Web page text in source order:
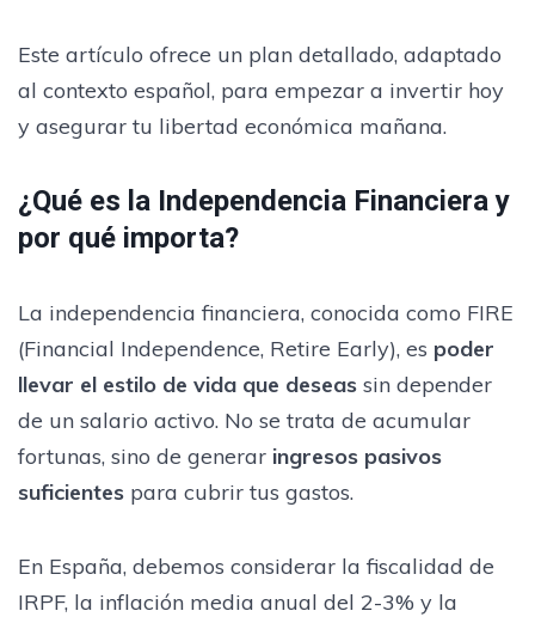
Este artículo ofrece un plan detallado, adaptado
al contexto español, para empezar a invertir hoy
y asegurar tu libertad económica mañana.
¿Qué es la Independencia Financiera y
por qué importa?
La independencia financiera, conocida como FIRE
(Financial Independence, Retire Early), es poder
llevar el estilo de vida que deseas sin depender
de un salario activo. No se trata de acumular
fortunas, sino de generar ingresos pasivos
suficientes para cubrir tus gastos.
En España, debemos considerar la fiscalidad de
IRPF, la inflación media anual del 2-3% y la